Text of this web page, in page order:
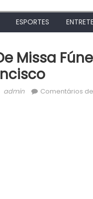
ESPORTES
Missa
Author
admin Comentários